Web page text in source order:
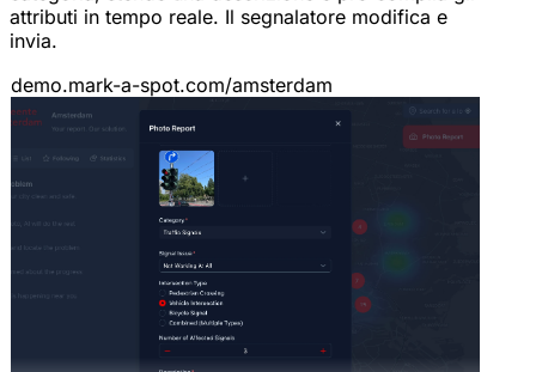
attributi in tempo reale. Il segnalatore modifica e
invia.
demo.mark-a-spot.com/amsterdam